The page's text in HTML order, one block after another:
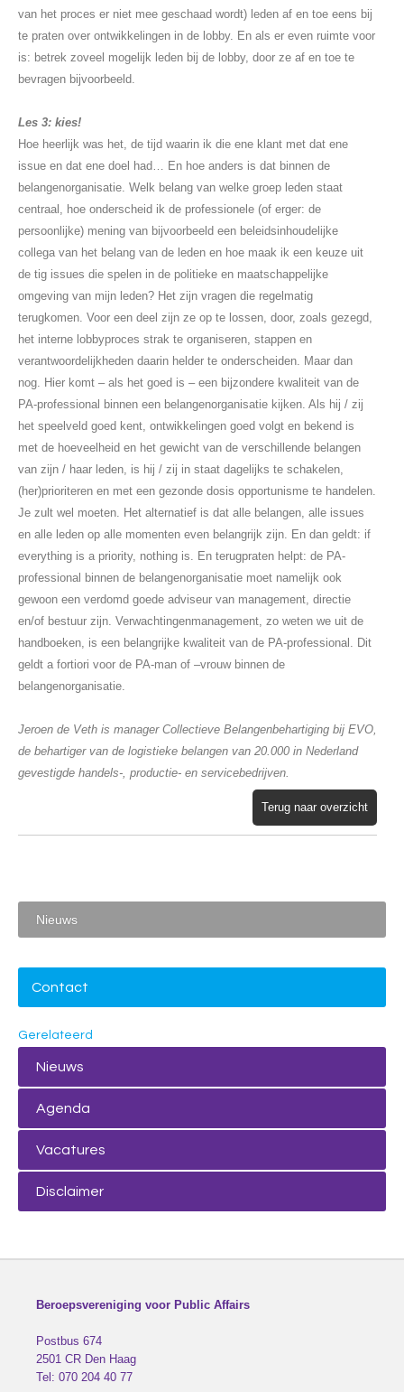
van het proces er niet mee geschaad wordt) leden af en toe eens bij
te praten over ontwikkelingen in de lobby. En als er even ruimte voor
is: betrek zoveel mogelijk leden bij de lobby, door ze af en toe te
bevragen bijvoorbeeld.
Les 3: kies!
Hoe heerlijk was het, de tijd waarin ik die ene klant met dat ene
issue en dat ene doel had… En hoe anders is dat binnen de
belangenorganisatie. Welk belang van welke groep leden staat
centraal, hoe onderscheid ik de professionele (of erger: de
persoonlijke) mening van bijvoorbeeld een beleidsinhoudelijke
collega van het belang van de leden en hoe maak ik een keuze uit
de tig issues die spelen in de politieke en maatschappelijke
omgeving van mijn leden? Het zijn vragen die regelmatig
terugkomen. Voor een deel zijn ze op te lossen, door, zoals gezegd,
het interne lobbyproces strak te organiseren, stappen en
verantwoordelijkheden daarin helder te onderscheiden. Maar dan
nog. Hier komt – als het goed is – een bijzondere kwaliteit van de
PA-professional binnen een belangenorganisatie kijken. Als hij / zij
het speelveld goed kent, ontwikkelingen goed volgt en bekend is
met de hoeveelheid en het gewicht van de verschillende belangen
van zijn / haar leden, is hij / zij in staat dagelijks te schakelen,
(her)prioriteren en met een gezonde dosis opportunisme te handelen.
Je zult wel moeten. Het alternatief is dat alle belangen, alle issues
en alle leden op alle momenten even belangrijk zijn. En dan geldt: if
everything is a priority, nothing is. En terugpraten helpt: de PA-
professional binnen de belangenorganisatie moet namelijk ook
gewoon een verdomd goede adviseur van management, directie
en/of bestuur zijn. Verwachtingenmanagement, zo weten we uit de
handboeken, is een belangrijke kwaliteit van de PA-professional. Dit
geldt a fortiori voor de PA-man of –vrouw binnen de
belangenorganisatie.
Jeroen de Veth is manager Collectieve Belangenbehartiging bij EVO,
de behartiger van de logistieke belangen van 20.000 in Nederland
gevestigde handels-, productie- en servicebedrijven.
Terug naar overzicht
Nieuws
Contact
Gerelateerd
Nieuws
Agenda
Vacatures
Disclaimer
Beroepsvereniging voor Public Affairs
Postbus 674
2501 CR Den Haag
Tel: 070 204 40 77